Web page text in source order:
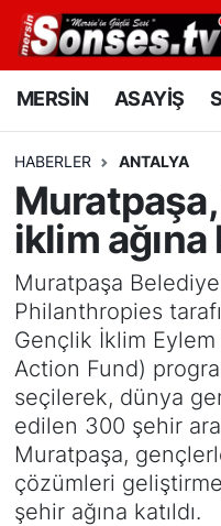
MERSİN ASAYİŞ
HABERLER ANTALYA
iklim ağına
Muratpaşa
Philanthropies
Gençlik İklim
Action Fund)
seçilerek, dünya
edilen 300 şehir
Muratpaşa,
çözümleri
şehir ağına katıldı.
MERSİN
SPOR
GÜNÜN
DÜNYA
KÜLTÜR - SANAT
MAGAZİN
SAĞLIK
Mersin Nöbetçi
Mersin Namaz
Mersin Trafik
Süper Lig Puan
Tüm Manşetler
Son Dakika
Haber Arşivi